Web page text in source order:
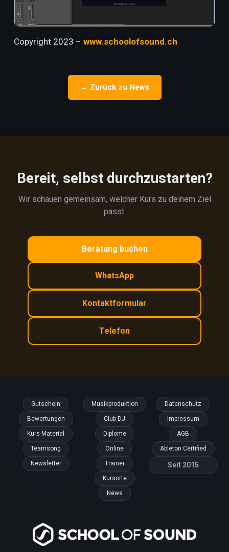
Copyright 2023 – www.schoolofsound.ch
← Zurück zu News
Bereit, selbst durchzustarten?
Wir schauen gemeinsam, welcher Kurs zu deinem Ziel
passt.
Beratung buchen
WhatsApp
Kontaktformular
Telefon
Gutschein
Bewertungen
Kurs-Material
Teamsong
Newsletter
Musikproduktion
Club-DJ
Diplome
Online
Trainer
Kursorte
News
Datenschutz
Impressum
AGB
Ableton Certified
Seit 2015